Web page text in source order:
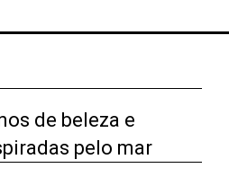
de beleza e
pelo mar